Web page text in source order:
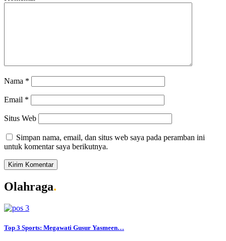
Nama *
Email *
Situs Web
Simpan nama, email, dan situs web saya pada peramban ini
untuk komentar saya berikutnya.
Olahraga.
Top 3 Sports: Megawati Gusur Yasmeen…